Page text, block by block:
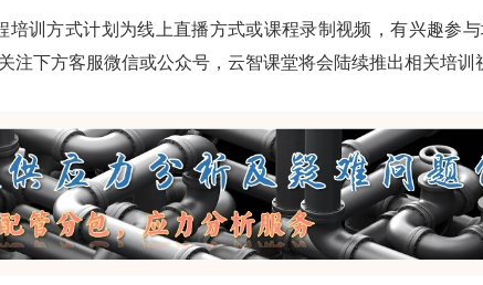
培训方式计划为线上直播方式或课程录制视频，有兴趣参
注下方客服微信或公众号，云智课堂将会陆续推出相关培训